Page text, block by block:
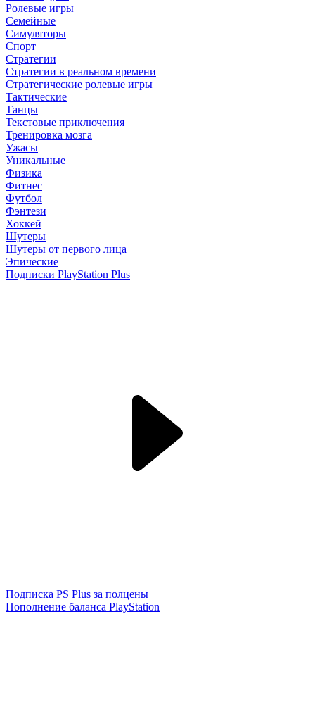
Ролевые игры
Семейные
Симуляторы
Спорт
Стратегии
Стратегии в реальном времени
Стратегические ролевые игры
Тактические
Танцы
Текстовые приключения
Тренировка мозга
Ужасы
Уникальные
Физика
Фитнес
Футбол
Фэнтези
Хоккей
Шутеры
Шутеры от первого лица
Эпические
Подписки PlayStation Plus
Подписка PS Plus за полцены
Пополнение баланса PlayStation